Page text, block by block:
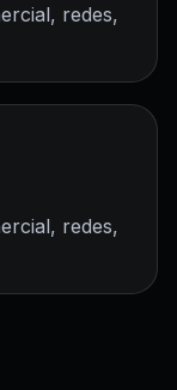
redes,
redes,